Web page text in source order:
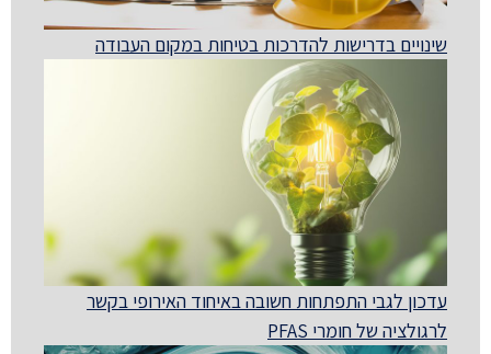
שינויים בדרישות להדרכות בטיחות במקום העבודה
עדכון לגבי התפתחות חשובה באיחוד האירופי בקשר
לרגולציה של חומרי PFAS